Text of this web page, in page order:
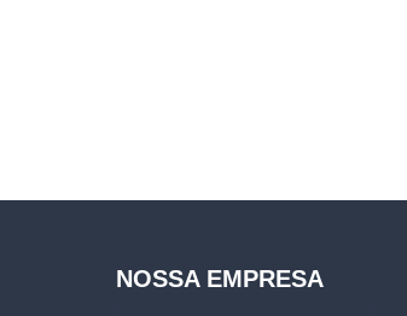
NOSSA EMPRESA